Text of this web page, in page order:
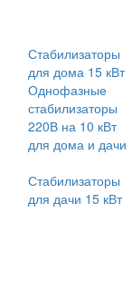
Стабилизаторы
для дома 15 кВт
Однофазные
стабилизаторы
220В на 10 кВт
для дома и дачи
Стабилизаторы
для дачи 15 кВт